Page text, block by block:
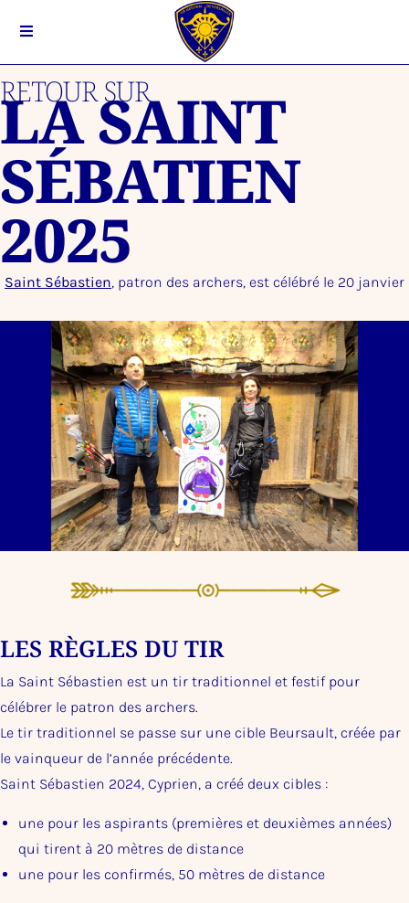
RETOUR SUR
LA SAINT
SÉBATIEN
2025
Saint Sébastien, patron des archers, est célébré le 20 janvier
LES RÈGLES DU TIR
La Saint Sébastien est un tir traditionnel et festif pour
célébrer le patron des archers.
Le tir traditionnel se passe sur une cible Beursault, créée par
le vainqueur de l’année précédente.
Saint Sébastien 2024, Cyprien, a créé deux cibles :
une pour les aspirants (premières et deuxièmes années)
qui tirent à 20 mètres de distance
une pour les confirmés, 50 mètres de distance